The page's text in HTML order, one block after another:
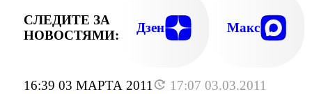
16:39 03 МАРТА 2011
17:07 03.03.2011
СЛЕДИТЕ ЗА
НОВОСТЯМИ:
Дзен Макс